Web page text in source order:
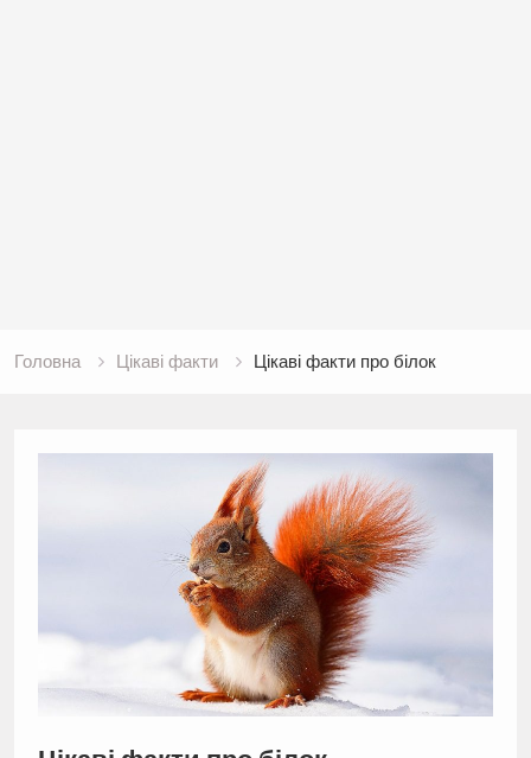
Головна Цікаві факти Цікаві факти про білок